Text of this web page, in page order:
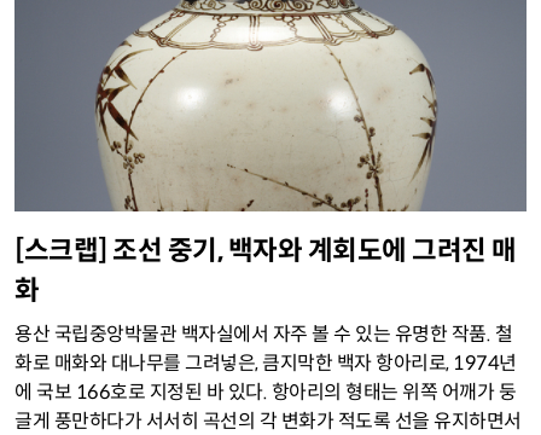
[스크랩] 조선 중기, 백자와 계회도에 그려진 매
화
용산 국립중앙박물관 백자실에서 자주 볼 수 있는 유명한 작품. 철
화로 매화와 대나무를 그려넣은, 큼지막한 백자 항아리로, 1974년
에 국보 166호로 지정된 바 있다. 항아리의 형태는 위쪽 어깨가 둥
글게 풍만하다가 서서히 곡선의 각 변화가 적도록 선을 유지하면서